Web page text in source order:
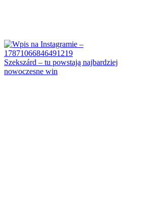
Szekszárd – tu powstają najbardziej
nowoczesne win